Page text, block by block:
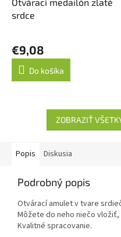
srdce
hodnotenie
produktu
5,0
hviezdičiek.
€9,08
Do košíka
ZOBRAZIŤ
Popis Diskusia
Podrobný popis
Otvárací amulet v tvare
Môžete do neho niečo
Kvalitné spracovanie.